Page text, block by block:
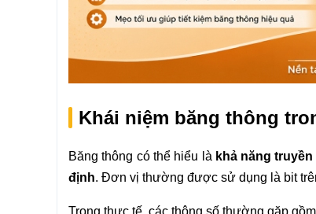
Khái niệm băng thông
Băng thông có thể hiểu là khả năng
định. Đơn vị thường được sử dụng là bit
Trong thực tế, các thông số thường gặp